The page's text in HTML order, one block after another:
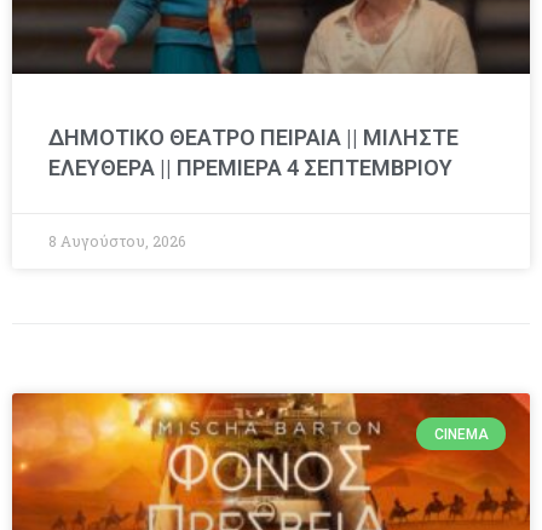
ΔΗΜΟΤΙΚΟ ΘΕΑΤΡΟ ΠΕΙΡΑΙΑ || ΜΙΛΗΣΤΕ
ΕΛΕΥΘΕΡΑ || ΠΡΕΜΙΕΡΑ 4 ΣΕΠΤΕΜΒΡΙΟΥ
8 Αυγούστου, 2026
CINEMA